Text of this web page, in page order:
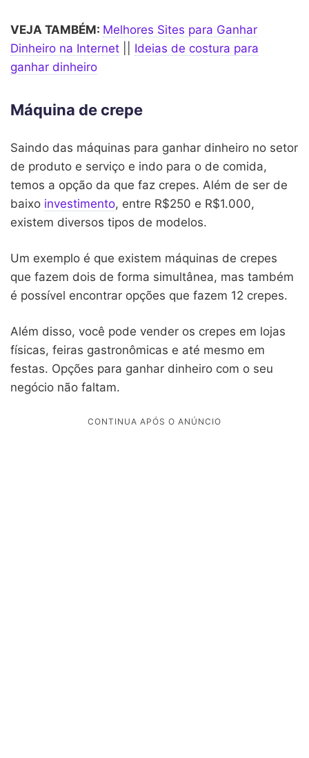
VEJA TAMBÉM: Melhores Sites para Ganhar
Dinheiro na Internet
Ideias de costura para
ganhar dinheiro
Máquina de crepe
Saindo das máquinas para ganhar dinheiro no setor
de produto e serviço e indo para o de comida,
temos a opção da que faz crepes. Além de ser de
baixo investimento, entre R$250 e R$1.000,
existem diversos tipos de modelos.
Um exemplo é que existem máquinas de crepes
que fazem dois de forma simultânea, mas também
é possível encontrar opções que fazem 12 crepes.
Além disso, você pode vender os crepes em lojas
físicas, feiras gastronômicas e até mesmo em
festas. Opções para ganhar dinheiro com o seu
negócio não faltam.